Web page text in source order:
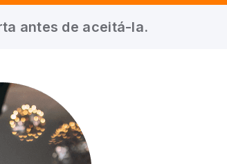
antes de aceitá-la.